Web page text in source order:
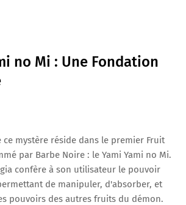
no Mi : Une Fondation
ce mystère réside dans le premier Fruit
par Barbe Noire : le Yami Yami no Mi.
confère à son utilisateur le pouvoir
de manipuler, d'absorber, et
pouvoirs des autres fruits du démon.